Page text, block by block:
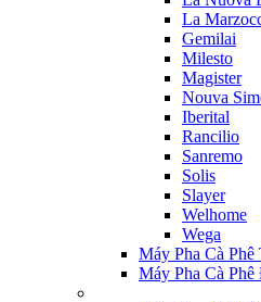
La
Gemilai
Milesto
Magister
Nouva
Iberital
Rancilio
Sanremo
Solis
Slayer
Welhome
Wega
Máy Pha Cà
Máy Pha Cà